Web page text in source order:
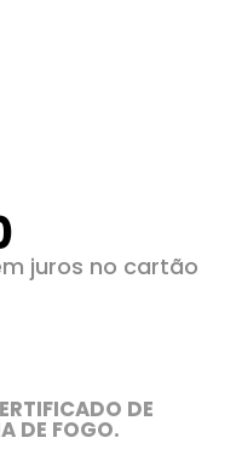
juros no cartão
DE
DE FOGO.